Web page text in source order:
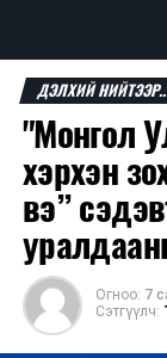
ДЭЛХИЙ НИЙТЭЭР..
"Монгол
хэрхэн
вэ”
Огноо: 7
Сэтгүүлч: